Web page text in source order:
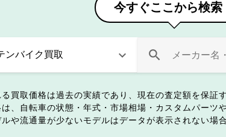
今すぐここから検索
買取価格は過去の実績であり、現在の査定額を保証
は、自転車の状態・年式・市場相場・カスタムパーツ
や流通量が少ないモデルはデータが表示されない場